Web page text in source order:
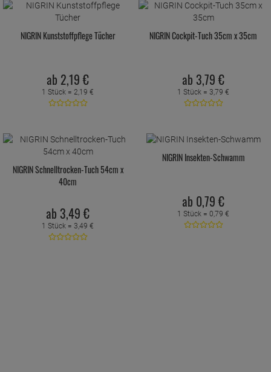
NIGRIN Kunststoffpflege Tücher
ab 2,19 €
1 Stück = 2,19 €
NIGRIN Cockpit-Tuch 35cm x 35cm
ab 3,79 €
1 Stück = 3,79 €
NIGRIN Schnelltrocken-Tuch 54cm x
40cm
ab 3,49 €
1 Stück = 3,49 €
NIGRIN Insekten-Schwamm
ab 0,79 €
1 Stück = 0,79 €